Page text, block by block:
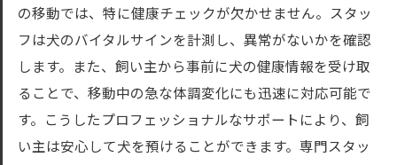
の移動では、特に健康チェックが欠かせません。スタッ
フは犬のバイタルサインを計測し、異常がないかを確認
します。また、飼い主から事前に犬の健康情報を受け取
ることで、移動中の急な体調変化にも迅速に対応可能で
す。こうしたプロフェッショナルなサポートにより、飼
い主は安心して犬を預けることができます。専門スタッ